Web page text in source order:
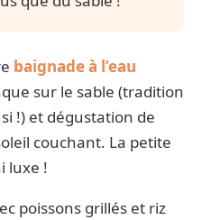
baignade à l’eau
sur le sable (tradition
!) et dégustation de
couchant. La petite
luxe !
poissons grillés et riz